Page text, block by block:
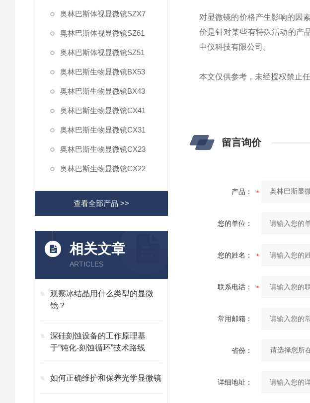
奥林巴斯体视显微镜SZX7
奥林巴斯体视显微镜SZ61
奥林巴斯体视显微镜SZ51
奥林巴斯生物显微镜BX53
奥林巴斯生物显微镜BX43
奥林巴斯生物显微镜CX41
奥林巴斯生物显微镜CX31
奥林巴斯生物显微镜CX23
奥林巴斯生物显微镜CX22
查看全部产品 >>
相关文章
ARTICLES
观察冰结晶用什么类型的显微
镜？
深硅刻蚀设备的工作原理基
于“钝化-刻蚀循环”技术路线
如何正确维护和保养光学显微镜
对显微镜的价格产生影响的因
价是针对某些有特殊活动的产
中仪科技有限公司。
本文仅供参考，未经授权禁止
留言询价
产品：
您的单位：
您的姓名：
联系电话：
常用邮箱：
省份：
详细地址：